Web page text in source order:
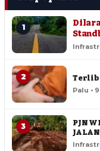
1
2
Palu •
3
PJN